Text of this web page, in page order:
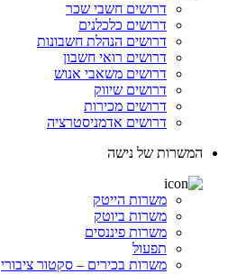
דרושים חשבי שכר
דרושים כלכלנים
דרושים הנהלת חשבונות
דרושים רואי חשבון
דרושים משאבי אנוש
דרושים שיווק
דרושים מכירות
דרושים אדמניסטרציה
המשרות של נישה
משרות הייטק
משרות ביוטק
משרות פיננסים
תפעול
משרות בכירים – סקטור ציבורי